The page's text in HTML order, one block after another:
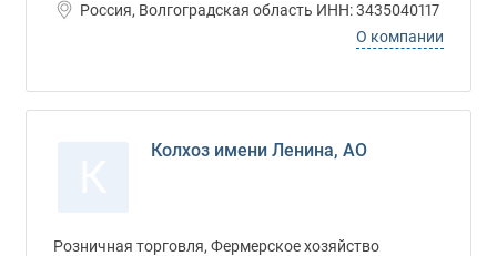
Россия, Волгоградская область ИНН: 3435040117
О компании
Колхоз имени Ленина, АО
Розничная торговля, Фермерское хозяйство